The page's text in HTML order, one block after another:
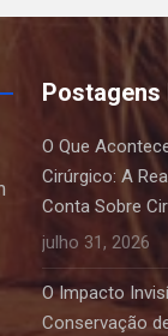
Postagens
O Que
Cirúrgico: A
Conta Sobre
julho 31, 2026
O Impacto
Conservação